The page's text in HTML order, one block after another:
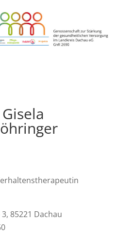
85221 Dachau